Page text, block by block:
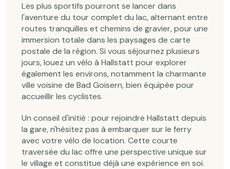
Les plus sportifs pourront se lancer dans
l'aventure du tour complet du lac, alternant entre
routes tranquilles et chemins de gravier, pour une
immersion totale dans les paysages de carte
postale de la région. Si vous séjournez plusieurs
jours, louez un vélo à Hallstatt pour explorer
également les environs, notamment la charmante
ville voisine de Bad Goisern, bien équipée pour
accueillir les cyclistes.
Un conseil d'initié : pour rejoindre Hallstatt depuis
la gare, n'hésitez pas à embarquer sur le ferry
avec votre vélo de location. Cette courte
traversée du lac offre une perspective unique sur
le village et constitue déjà une expérience en soi.